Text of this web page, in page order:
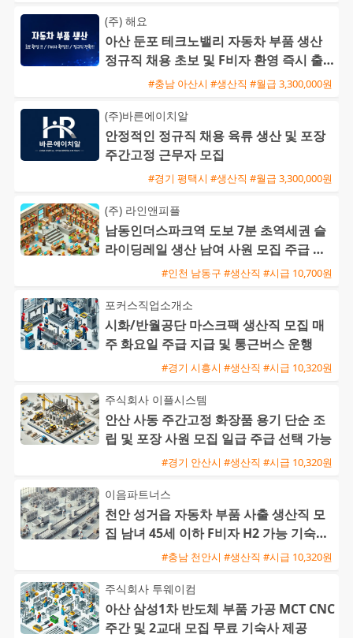
(주) 해요
아산 둔포 테크노밸리 자동차 부품 생산
정규직 채용 초보 및 F비자 환영 즉시 출
#충남 아산시 #생산직 #월급 3,300,000원
(주)바른에이치알
안정적인 정규직 채용 육류 생산 및 포장
주간고정 근무자 모집
#경기 평택시 #생산직 #월급 3,300,000원
(주) 라인앤피플
남동인더스파크역 도보 7분 초역세권 슬
라이딩레일 생산 남여 사원 모집 주급 신
청 가능 쾌적한 냉난방 환경
#인천 남동구 #생산직 #시급 10,700원
포커스직업소개소
시화/반월공단 마스크팩 생산직 모집 매
주 화요일 주급 지급 및 통근버스 운행
#경기 시흥시 #생산직 #시급 10,320원
주식회사 이플시스템
안산 사동 주간고정 화장품 용기 단순 조
립 및 포장 사원 모집 일급 주급 선택 가능
#경기 안산시 #생산직 #시급 10,320원
이음파트너스
천안 성거읍 자동차 부품 사출 생산직 모
집 남녀 45세 이하 F비자 H2 가능 기숙사
#충남 천안시 #생산직 #시급 10,320원
주식회사 투웨이컴
아산 삼성1차 반도체 부품 가공 MCT CNC
주간 및 2교대 모집 무료 기숙사 제공